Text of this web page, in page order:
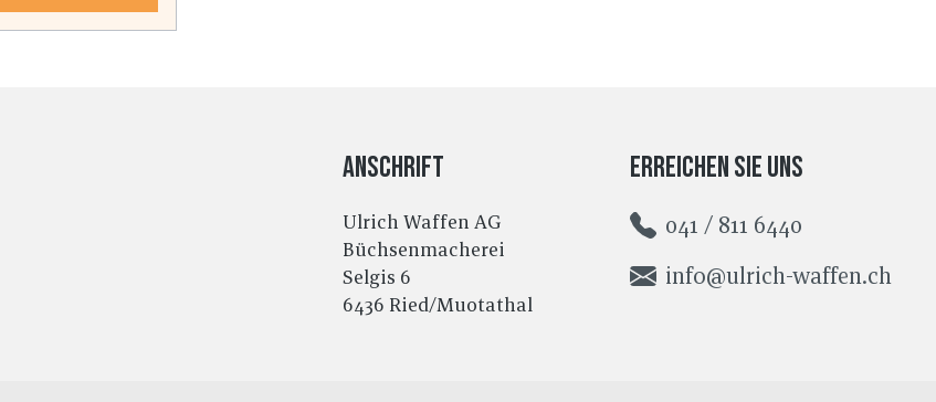
Anschrift
Ulrich Waffen AG
Büchsenmacherei
Selgis 6
6436 Ried/Muotathal
Erreichen Sie uns
041 / 811 6440
info@ulrich-waffen.ch